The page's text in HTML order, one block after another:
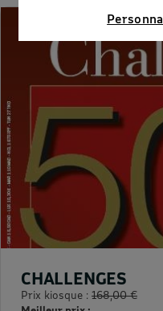
CHALLENGES
Prix kiosque : 168,00 €
Connaître notre